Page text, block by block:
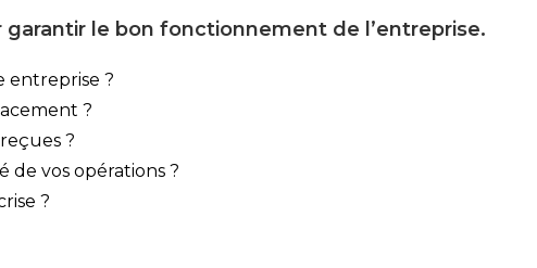
le bon fonctionnement de l’entreprise.
entreprise ?
?
?
de vos opérations ?
?